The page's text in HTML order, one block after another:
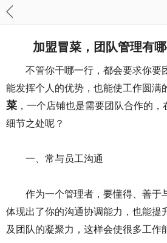
加盟冒菜，团队管理有
不管你干哪一行，都会要求你要
能发挥个人的优势，也能使工作圆满
菜 ，一个店铺也是需要团队合作的
细节之处呢？
一、常与员工沟通
作为一个管理者，要懂得、善于
体现出了你的沟通协调能力，也能提
及团队的凝聚力，这样会使很多工作